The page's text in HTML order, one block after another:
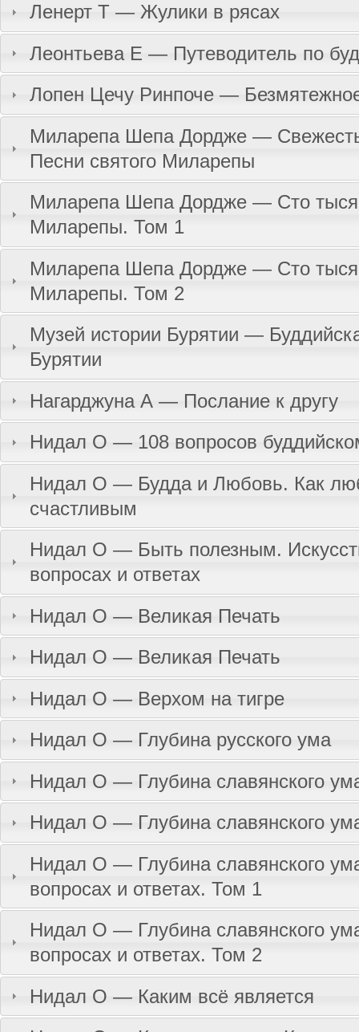
Ленерт Т — Жулики в рясах
Леонтьева Е — Путеводитель по
Лопен Цечу Ринпоче —
Миларепа Шепа Дордже — Свежесть
Песни святого Миларепы
Миларепа Шепа Дордже — Сто
Миларепы. Том 1
Миларепа Шепа Дордже — Сто
Миларепы. Том 2
Музей истории Бурятии —
Бурятии
Нагарджуна А — Послание к другу
Нидал О — 108 вопросов
Нидал О — Будда и Любовь. Как
счастливым
Нидал О — Быть полезным.
вопросах и ответах
Нидал О — Великая Печать
Нидал О — Великая Печать
Нидал О — Верхом на тигре
Нидал О — Глубина русского ума
Нидал О — Глубина славянского
Нидал О — Глубина славянского
Нидал О — Глубина славянского
вопросах и ответах. Том 1
Нидал О — Глубина славянского
вопросах и ответах. Том 2
Нидал О — Каким всё является